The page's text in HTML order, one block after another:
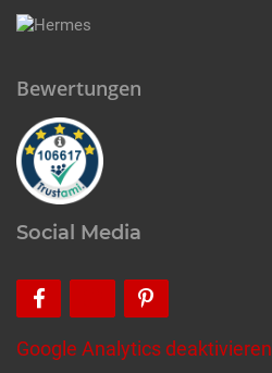
Bewertungen
Social Media
Google Analytics deaktivieren